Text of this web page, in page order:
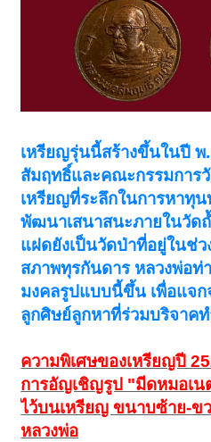
เหรียญรุ่นนี้สร้างขึ้นในปี พ
สัมฤทธิ์และคณะกรรมการ
เหรียญที่ระลึกในการหาทุ
พัฒนาเสนาสนะภายในวัด
แฝดยังเป็นวัดป่าที่อยู่ในช่
สภาพทุรกันดาร หลวงพ่อท่
มงคลรูปแบบนี้ขึ้น เพื่อแจ
ลูกศิษย์ลูกหาที่ร่วมบริจาค
ความพิเศษของเหรียญปี
การอัญเชิญรูป "มีดหมอเ
ไว้บนเหรียญ ขนาบซ้าย-ข
หลวงพ่อ